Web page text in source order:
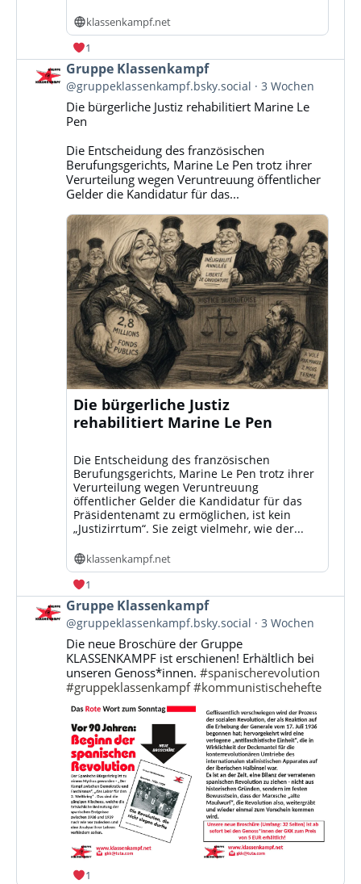
klassenkampf.net
1
Beitrag
von
Gruppe
Klassenkampf
Bluesky
ansehen
Gruppe Klassenkampf
@gruppeklassenkampf.bsky.social 3 Wochen
Die bürgerliche Justiz rehabilitiert Marine Le
Pen
Die Entscheidung des französischen
Berufungsgerichts, Marine Le Pen trotz ihrer
Verurteilung wegen Veruntreuung öffentlicher
Gelder die Kandidatur für das...
Die bürgerliche Justiz
rehabilitiert Marine Le Pen
Die Entscheidung des französischen
Berufungsgerichts, Marine Le Pen trotz ihrer
Verurteilung wegen Veruntreuung
öffentlicher Gelder die Kandidatur für das
Präsidentenamt zu ermöglichen, ist kein
„Justizirrtum“. Sie zeigt vielmehr, wie der...
klassenkampf.net
1
Beitrag
von
Gruppe
Klassenkampf
Bluesky
ansehen
Gruppe Klassenkampf
@gruppeklassenkampf.bsky.social 3 Wochen
Die neue Broschüre der Gruppe
KLASSENKAMPF ist erschienen! Erhältlich bei
unseren Genoss*innen.#spanischerevolution
#gruppeklassenkampf #kommunistischehefte
1